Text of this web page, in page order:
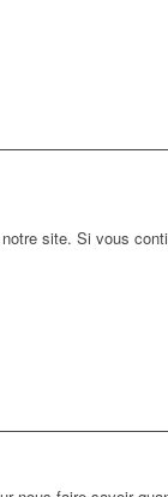
site. Si vous